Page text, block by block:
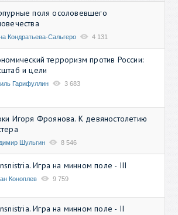
поля осоловевшего
Кондратьева-Сальгеро 4 131
терроризм против России:
и цели
Гарифуллин 3 683
Игоря Фроянова. К девяностолетию
Шульгин 8 546
Игра на минном поле - III
Коноплев 9 759
Игра на минном поле - II